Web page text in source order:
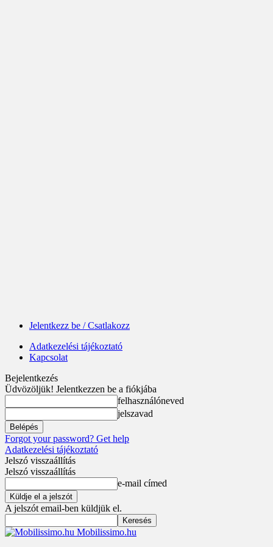
Jelentkezz be / Csatlakozz
Adatkezelési tájékoztató
Kapcsolat
Bejelentkezés
Üdvözöljük! Jelentkezzen be a fiókjába
felhasználóneved
jelszavad
Forgot your password? Get help
Adatkezelési tájékoztató
Jelszó visszaállítás
Jelszó visszaállítás
e-mail címed
A jelszót email-ben küldjük el.
Mobilissimo.hu